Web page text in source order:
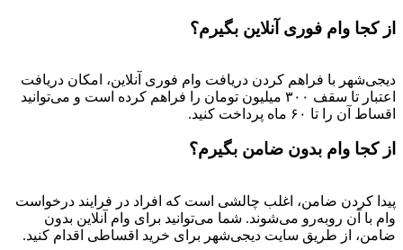
از کجا وام فوری آنلاین بگیرم؟
دیجی‌شهر با فراهم کردن دریافت وام فوری آنلاین، امکان دریافت
اعتبار تا سقف ۳۰۰ میلیون تومان را فراهم کرده است و می‌توانید
اقساط آن را تا ۶۰ ماه پرداخت کنید.
از کجا وام بدون ضامن بگیرم؟
پیدا کردن ضامن، اغلب چالشی است که افراد در فرایند درخواست
وام با آن روبه‌رو می‌شوند. شما می‌توانید برای وام آنلاین بدون
ضامن، از طریق سایت دیجی‌شهر برای خرید اقساطی اقدام کنید.